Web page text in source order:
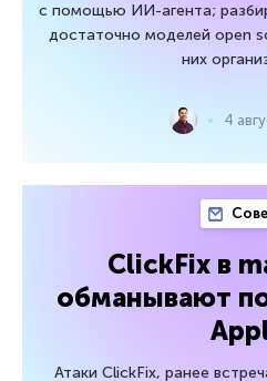
с помощью ИИ-агента;
достаточно моделей open
них
4
ClickFix в
обманывают
Атаки ClickFix, ранее